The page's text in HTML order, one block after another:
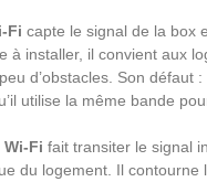
Fi capte le signal de la box
à installer, il convient aux
d’obstacles. Son défaut
utilise la même bande
Wi-Fi fait transiter le signal
du logement. Il contourne